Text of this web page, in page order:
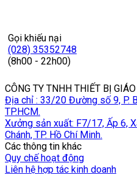
Gọi khiếu nại
(028) 35352748
(8h00 - 22h00)
CÔNG TY TNHH THIẾT BỊ
Địa chỉ : 33/20 Đường số 9, P.
TP.HCM.
Xưởng sản xuất: F7/17, Ấp 6,
Chánh, TP. Hồ Chí Minh.
Các thông tin khác
Quy chế hoạt động
Liên hệ hợp tác kinh doanh